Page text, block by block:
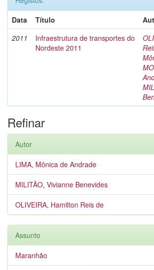
Data
Título
2011
Infraestrutura de transportes do
Nordeste 2011
Refinar
Autor
LIMA, Mônica de Andrade
MILITÃO, Vivianne Benevides
OLIVEIRA, Hamilton Reis de
Assunto
Maranhão